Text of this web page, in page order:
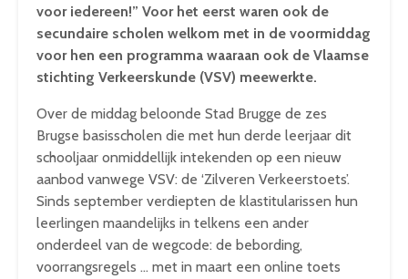
voor iedereen!” Voor het eerst waren ook de
secundaire scholen welkom met in de voormiddag
voor hen een programma waaraan ook de Vlaamse
stichting Verkeerskunde (VSV) meewerkte.
Over de middag beloonde Stad Brugge de zes
Brugse basisscholen die met hun derde leerjaar dit
schooljaar onmiddellijk intekenden op een nieuw
aanbod vanwege VSV: de ‘Zilveren Verkeerstoets’.
Sinds september verdiepten de klastitularissen hun
leerlingen maandelijks in telkens een ander
onderdeel van de wegcode: de bebording,
voorrangsregels … met in maart een online toets